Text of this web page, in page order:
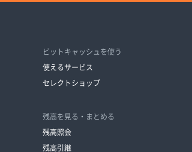
ビットキャッシュを使う
使えるサービス
セレクトショップ
残高を見る・まとめる
残高照会
残高引継